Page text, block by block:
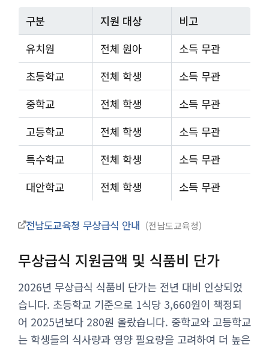
구분 지원 대상
비고
유치원
전체 원아
소득 무관
초등학교
전체 학생
소득 무관
중학교
전체 학생
소득 무관
고등학교
전체 학생
소득 무관
특수학교
전체 학생
소득 무관
대안학교
전체 학생 소득 무관
전남도교육청 무상급식 안내 전남도교육청
무상급식 지원금액 및 식품비 단가
2026년 무상급식 식품비 단가는 전년 대비 인상되었
습니다. 초등학교 기준으로 1식당 3,660원이 책정되
어 2025년보다 280원 올랐습니다. 중학교와 고등학교
는 학생들의 식사량과 영양 필요량을 고려하여 더 높은